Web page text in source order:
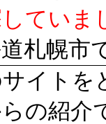
ていま
札幌市
イトを
の紹介